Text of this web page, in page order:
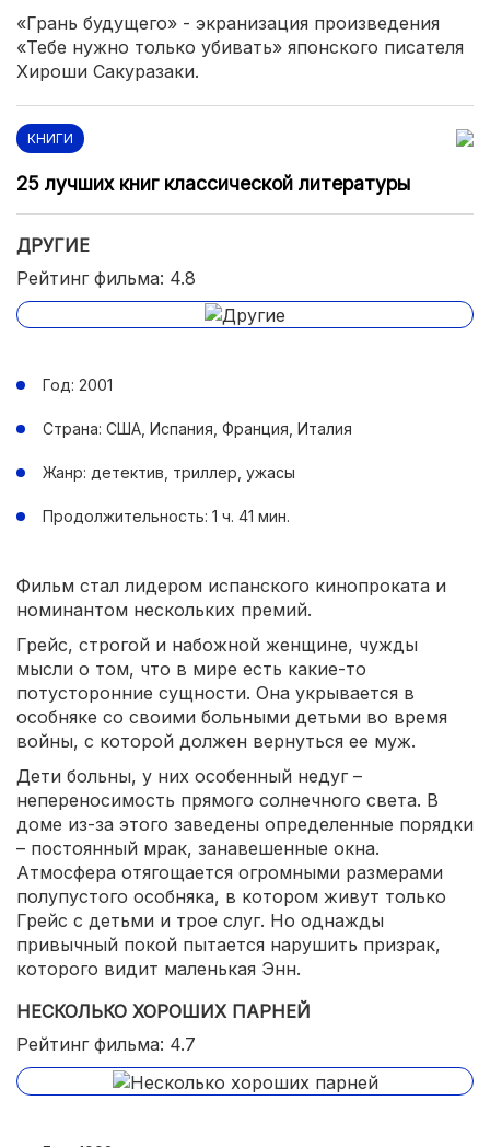
«Грань будущего» - экранизация произведения
«Тебе нужно только убивать» японского писателя
Хироши Сакуразаки.
КНИГИ
25 лучших книг классической литературы
ДРУГИЕ
Рейтинг фильма: 4.8
Год: 2001
Страна: США, Испания, Франция, Италия
Жанр: детектив, триллер, ужасы
Продолжительность: 1 ч. 41 мин.
Фильм стал лидером испанского кинопроката и
номинантом нескольких премий.
Грейс, строгой и набожной женщине, чужды
мысли о том, что в мире есть какие-то
потусторонние сущности. Она укрывается в
особняке со своими больными детьми во время
войны, с которой должен вернуться ее муж.
Дети больны, у них особенный недуг –
непереносимость прямого солнечного света. В
доме из-за этого заведены определенные порядки
– постоянный мрак, занавешенные окна.
Атмосфера отягощается огромными размерами
полупустого особняка, в котором живут только
Грейс с детьми и трое слуг. Но однажды
привычный покой пытается нарушить призрак,
которого видит маленькая Энн.
НЕСКОЛЬКО ХОРОШИХ ПАРНЕЙ
Рейтинг фильма: 4.7